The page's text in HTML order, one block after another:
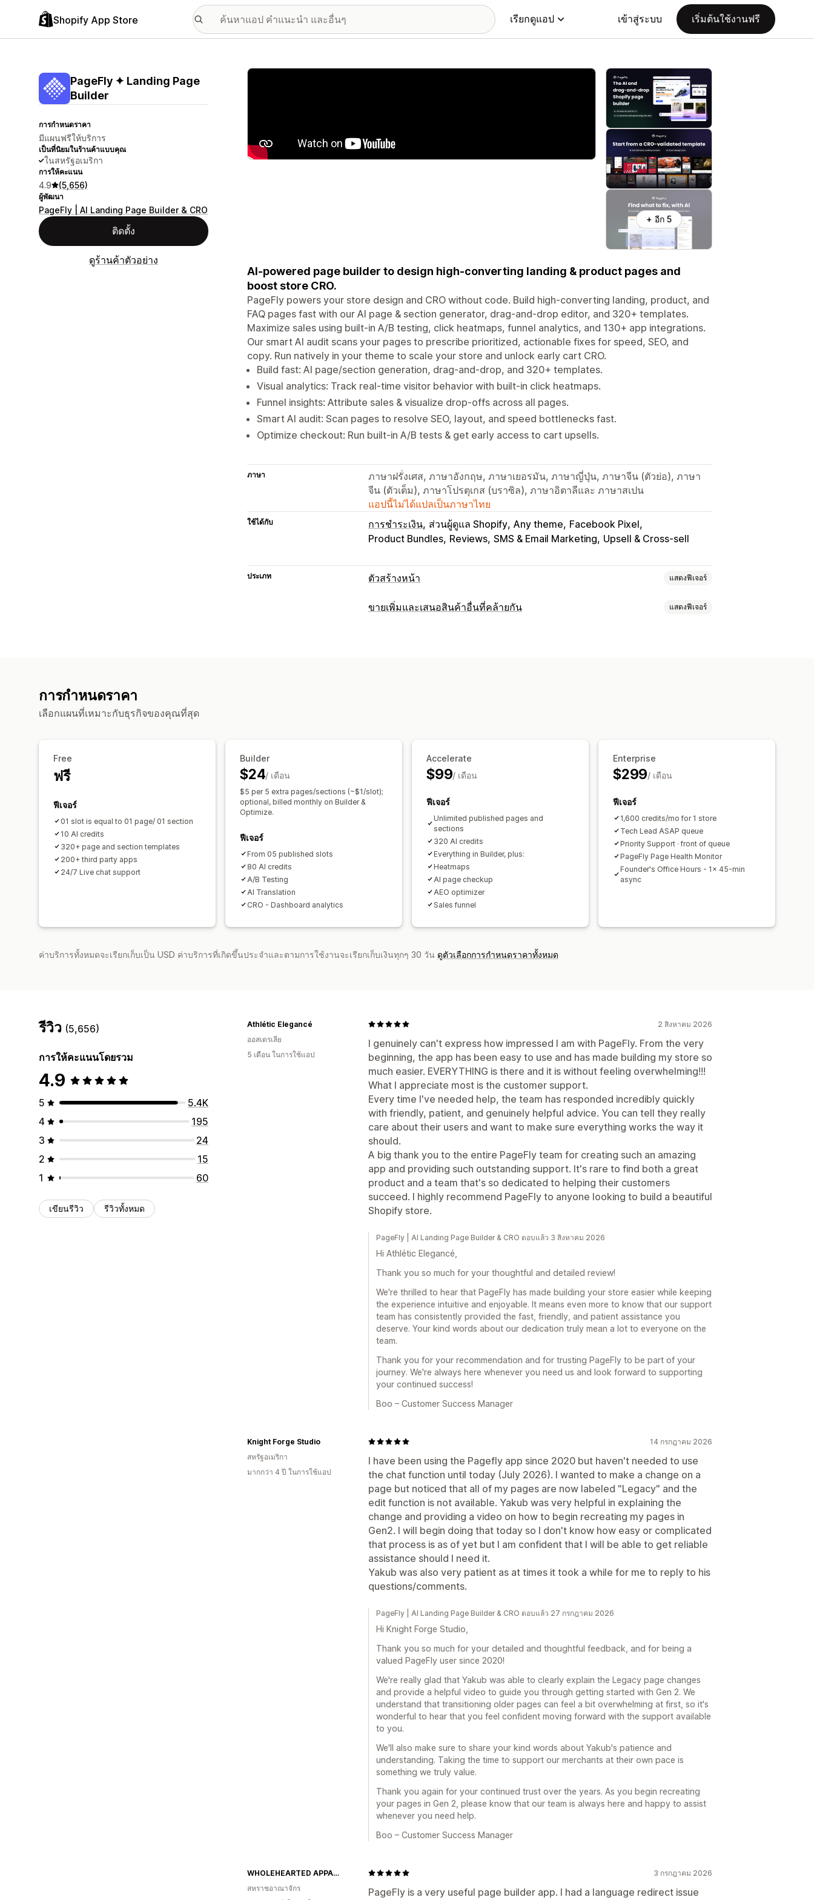
Shopify App Store เรียกดูแอป เข้าสู่ระบบ เริ่มต้นใช้งานฟรี
PageFly ✦ Landing Page
Builder
การกำหนดราคา
มีแผนฟรีให้บริการ
เป็นที่นิยมในร้านค้าแบบคุณ
ในสหรัฐอเมริกา
การให้คะแนน
4.9 (5,656)
ผู้พัฒนา
PageFly | AI Landing Page Builder & CRO
ติดตั้ง
ดูร้านค้าตัวอย่าง
แกลเลอรีรูปภาพที่แสดง
+ อีก 5
AI-powered page builder to design high-converting landing & product pages and
boost store CRO.
PageFly powers your store design and CRO without code. Build high-converting landing, product, and
FAQ pages fast with our AI page & section generator, drag-and-drop editor, and 320+ templates.
Maximize sales using built-in A/B testing, click heatmaps, funnel analytics, and 130+ app integrations.
Our smart AI audit scans your pages to prescribe prioritized, actionable fixes for speed, SEO, and
copy. Run natively in your theme to scale your store and unlock early cart CRO.
Build fast: AI page/section generation, drag-and-drop, and 320+ templates.
Visual analytics: Track real-time visitor behavior with built-in click heatmaps.
Funnel insights: Attribute sales & visualize drop-offs across all pages.
Smart AI audit: Scan pages to resolve SEO, layout, and speed bottlenecks fast.
Optimize checkout: Run built-in A/B tests & get early access to cart upsells.
ภาษา
ภาษาฝรั่งเศส, ภาษาอังกฤษ, ภาษาเยอรมัน, ภาษาญี่ปุ่น, ภาษาจีน (ตัวย่อ), ภาษา
จีน (ตัวเต็ม), ภาษาโปรตุเกส (บราซิล), ภาษาอิตาลีและ ภาษาสเปน
แอปนี้ไม่ได้แปลเป็นภาษาไทย
ใช้ได้กับ การชำระเงิน ส่วนผู้ดูแล Shopify Any theme Facebook Pixel
Product Bundles Reviews SMS & Email Marketing Upsell & Cross-sell
ประเภท ตัวสร้างหน้า แสดงฟีเจอร์
ประเภทหน้า
แบบอักษรที่กำหนดเอง
SEO
การเปลี่ยนรูปแบบตามการแสดงผลบนมือถือ
การโหลดแบบ Lazy การวิเคราะห์
การทดสอบ A/B การติดตาม
ขายเพิ่มและเสนอสินค้าอื่นที่คล้ายกัน แสดงฟีเจอร์
อัตราคอนเวอร์ชัน คำแนะนำในการเพิ่มประสิทธิภาพ
การกำหนดราคา
เลือกแผนที่เหมาะกับธุรกิจของคุณที่สุด
Free
ฟรี
ฟีเจอร์
01 slot is equal to 01 page/ 01 section
10 AI credits
320+ page and section templates
200+ third party apps
24/7 Live chat support
Builder
$24/ เดือน
$5 per 5 extra pages/sections (~$1/slot);
optional, billed monthly on Builder &
Optimize.
ฟีเจอร์
From 05 published slots
80 AI credits
A/B Testing
AI Translation
CRO - Dashboard analytics
Accelerate
$99/ เดือน
ฟีเจอร์
Unlimited published pages and
sections
320 AI credits
Everything in Builder, plus:
Heatmaps
AI page checkup
AEO optimizer
Sales funnel
Enterprise
$299/ เดือน
ฟีเจอร์
1,600 credits/mo for 1 store
Tech Lead ASAP queue
Priority Support · front of queue
PageFly Page Health Monitor
Founder's Office Hours - 1x 45-min
async
ค่าบริการทั้งหมดจะเรียกเก็บเป็น USD ค่าบริการที่เกิดขึ้นประจำและตามการใช้งานจะเรียกเก็บเงินทุกๆ 30 วัน ดูตัวเลือกการกำหนดราคาทั้งหมด
รีวิว (5,656)
การให้คะแนนโดยรวม
4.9
5
5.4K
4
195
3
24
2
15
1
60
เขียนรีวิว รีวิวทั้งหมด
2 สิงหาคม 2026
I genuinely can't express how impressed I am with PageFly. From the very
beginning, the app has been easy to use and has made building my store so
much easier. EVERYTHING is there and it is without feeling overwhelming!!!
What I appreciate most is the customer support.
Every time I've needed help, the team has responded incredibly quickly
with friendly, patient, and genuinely helpful advice. You can tell they really
care about their users and want to make sure everything works the way it
should.
A big thank you to the entire PageFly team for creating such an amazing
app and providing such outstanding support. It's rare to find both a great
product and a team that's so dedicated to helping their customers
succeed. I highly recommend PageFly to anyone looking to build a beautiful
Shopify store.
Athlétic Elegancé
ออสเตรเลีย
5 เดือน ในการใช้แอป
PageFly | AI Landing Page Builder & CRO ตอบแล้ว 3 สิงหาคม 2026
Hi Athlétic Elegancé,
Thank you so much for your thoughtful and detailed review!
We're thrilled to hear that PageFly has made building your store easier while keeping
the experience intuitive and enjoyable. It means even more to know that our support
team has consistently provided the fast, friendly, and patient assistance you
deserve. Your kind words about our dedication truly mean a lot to everyone on the
team.
Thank you for your recommendation and for trusting PageFly to be part of your
journey. We're always here whenever you need us and look forward to supporting
your continued success!
Boo – Customer Success Manager
14 กรกฎาคม 2026
I have been using the Pagefly app since 2020 but haven't needed to use
the chat function until today (July 2026). I wanted to make a change on a
page but noticed that all of my pages are now labeled "Legacy" and the
edit function is not available. Yakub was very helpful in explaining the
change and providing a video on how to begin recreating my pages in
Gen2. I will begin doing that today so I don't know how easy or complicated
that process is as of yet but I am confident that I will be able to get reliable
assistance should I need it.
Yakub was also very patient as at times it took a while for me to reply to his
questions/comments.
Knight Forge Studio
สหรัฐอเมริกา
มากกว่า 4 ปี ในการใช้แอป
PageFly | AI Landing Page Builder & CRO ตอบแล้ว 27 กรกฎาคม 2026
Hi Knight Forge Studio,
Thank you so much for your detailed and thoughtful feedback, and for being a
valued PageFly user since 2020!
We're really glad that Yakub was able to clearly explain the Legacy page changes
and provide a helpful video to guide you through getting started with Gen 2. We
understand that transitioning older pages can feel a bit overwhelming at first, so it's
wonderful to hear that you feel confident moving forward with the support available
to you.
We'll also make sure to share your kind words about Yakub's patience and
understanding. Taking the time to support our merchants at their own pace is
something we truly value.
Thank you again for your continued trust over the years. As you begin recreating
your pages in Gen 2, please know that our team is always here and happy to assist
whenever you need help.
Boo – Customer Success Manager
3 กรกฎาคม 2026
PageFly is a very useful page builder app. I had a language redirect issue
WHOLEHEARTED APPAREL
สหราชอาณาจักร